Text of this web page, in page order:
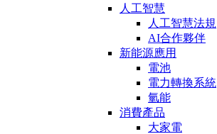
人工智慧
人工智慧法規
AI合作夥伴
新能源應用
電池
電力轉換系統
氫能
消費產品
大家電